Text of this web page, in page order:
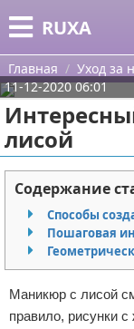
RUXA
Меню
Главная
Категории
Уход за кожей
Одежда
Шоппинг
Подарки
Украшения
Поиск
О проекте
Контакты
Сотрудничество
Размещение
Главная Уход за
11-12-2020 06:01
лисой
Содержание
Способы
Пошаговая
Маникюр с лисой
правило, рисунки